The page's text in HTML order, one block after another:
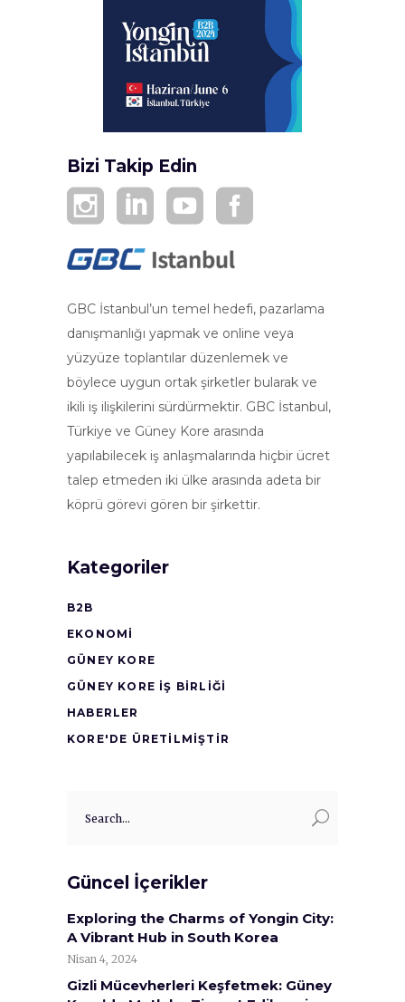
Bizi Takip Edin
GBC İstanbul’un temel hedefi, pazarlama
danışmanlığı yapmak ve online veya
yüzyüze toplantılar düzenlemek ve
böylece uygun ortak şirketler bularak ve
ikili iş ilişkilerini sürdürmektir. GBC İstanbul,
Türkiye ve Güney Kore arasında
yapılabilecek iş anlaşmalarında hiçbir ücret
talep etmeden iki ülke arasında adeta bir
köprü görevi gören bir şirkettir.
Kategoriler
B2B
EKONOMI
GÜNEY KORE
GÜNEY KORE İŞ BİRLİĞİ
HABERLER
KORE'DE ÜRETİLMİŞTİR
for:
Güncel İçerikler
Exploring the Charms of Yongin City:
A Vibrant Hub in South Korea
Nisan 4, 2024
Gizli Mücevherleri Keşfetmek: Güney